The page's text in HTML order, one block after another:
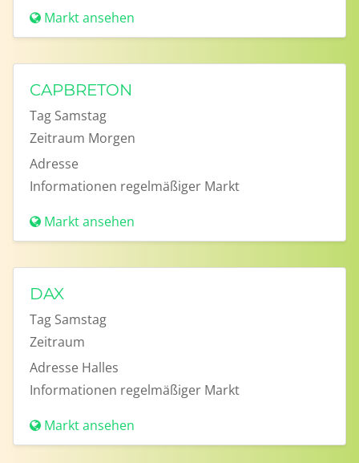
Markt ansehen
CAPBRETON
Tag Samstag
Zeitraum Morgen
Adresse
Informationen regelmäßiger Markt
Markt ansehen
DAX
Tag Samstag
Zeitraum
Adresse Halles
Informationen regelmäßiger Markt
Markt ansehen